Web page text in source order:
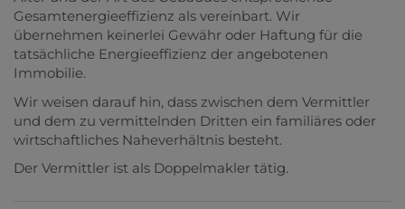
Gesamtenergieeffizienz als vereinbart. Wir
übernehmen keinerlei Gewähr oder Haftung für die
tatsächliche Energieeffizienz der angebotenen
Immobilie.
Wir weisen darauf hin, dass zwischen dem Vermittler
und dem zu vermittelnden Dritten ein familiäres oder
wirtschaftliches Naheverhältnis besteht.
Der Vermittler ist als Doppelmakler tätig.